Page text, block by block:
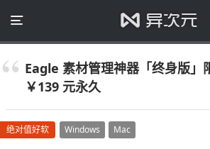
Eagle 素材管理神器「终身版」
￥139 元永久
绝对值好软 Windows Mac